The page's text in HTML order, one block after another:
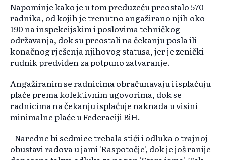
Napominje kako je u tom preduzeću preostalo 570
radnika, od kojih je trenutno angažirano njih oko
190 na inspekcijskim i poslovima tehničkog
održavanja, dok su preostali na čekanju posla ili
konačnog rješenja njihovog statusa, jer je zenički
rudnik predviđen za potpuno zatvaranje.
Angažiranim se radnicima obračunavaju i isplaćuju
plaće prema kolektivnim ugovorima, dok se
radnicima na čekanju isplaćuje naknada u visini
minimalne plaće u Federaciji BiH.
- Naredne bi sedmice trebala stići i odluka o trajnoj
obustavi radova u jami 'Raspotočje', dok je još ranije